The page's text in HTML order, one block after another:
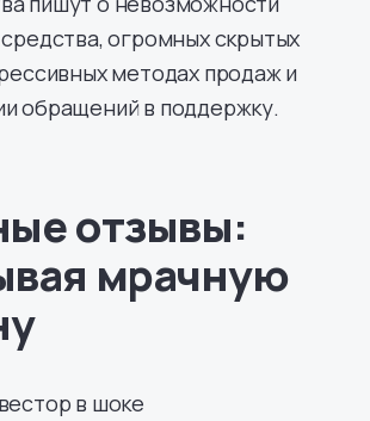
огромных скрытых
методах продаж и
обращений в поддержку.
отзывы:
мрачную
в шоке